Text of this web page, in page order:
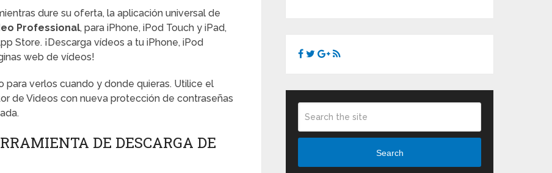
dure su oferta, la aplicación universal de
Professional, para iPhone, iPod Touch y iPad,
Store. ¡Descarga vídeos a tu iPhone, iPod
web de vídeos!
verlos cuando y donde quieras. Utilice el
de Videos con nueva protección de contraseñas
DE DESCARGA DE
Search